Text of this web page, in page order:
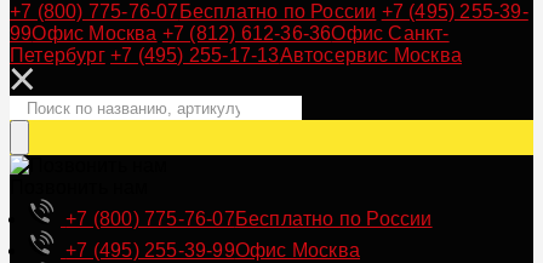
+7 (800) 775-76-07 Бесплатно по России +7 (495) 255-39-
99Офис Москва +7 (812) 612-36-36Офис Санкт-
Петербург +7 (495) 255-17-13Автосервис Москва
+7 (800) 775-76-07Бесплатно по России
+7 (495) 255-39-99Офис Москва